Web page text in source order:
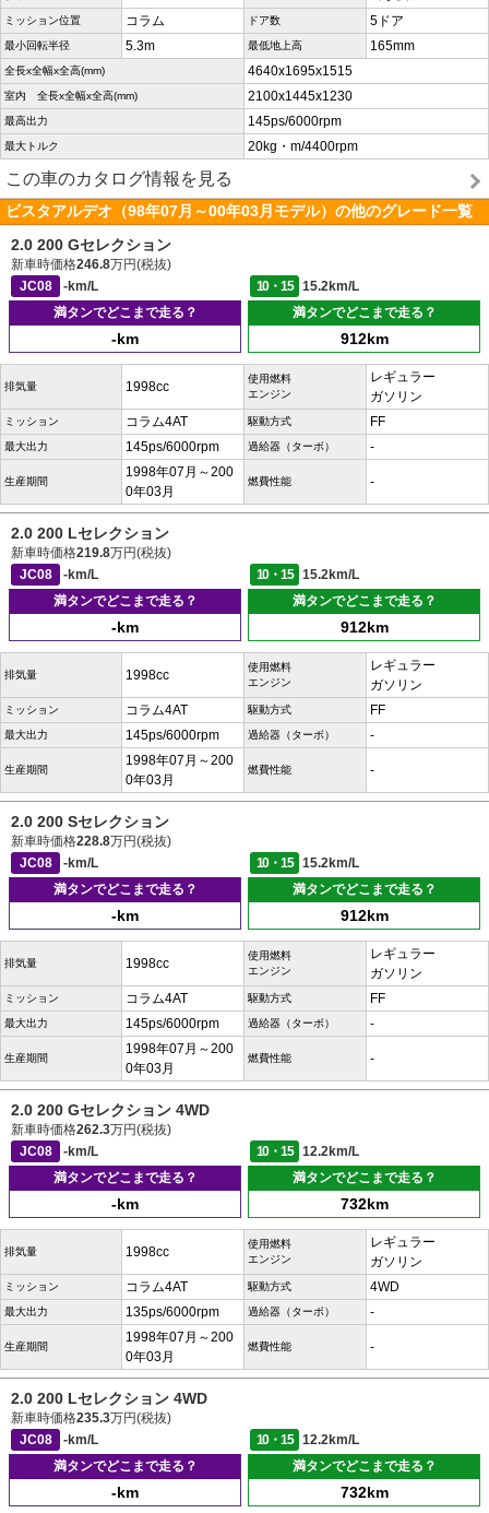
ミッション位置 コラム ドア数 5ドア
最小回転半径 5.3m 最低地上高 165mm
全長x全幅x全高(mm) 4640x1695x1515
室内 全長x全幅x全高(mm) 2100x1445x1230
最高出力 145ps/6000rpm
最大トルク 20kg・m/4400rpm
この車のカタログ情報を見る
ビスタアルデオ（98年07月～00年03月モデル）の他のグレード一覧
2.0 200 Gセレクション
新車時価格246.8万円(税抜)
JC08
-km/L 10・15
15.2km/L
満タンでどこまで走る？
-km
満タンでどこまで走る？
912km
排気量 1998cc
使用燃料
エンジン
レギュラー
ガソリン
ミッション コラム4AT 駆動方式 FF
最大出力 145ps/6000rpm 過給器（ターボ） -
生産期間
1998年07月～200
0年03月
燃費性能 -
2.0 200 Lセレクション
新車時価格219.8万円(税抜)
JC08
-km/L 10・15
15.2km/L
満タンでどこまで走る？
-km
満タンでどこまで走る？
912km
排気量 1998cc
使用燃料
エンジン
レギュラー
ガソリン
ミッション コラム4AT 駆動方式 FF
最大出力 145ps/6000rpm 過給器（ターボ） -
生産期間
1998年07月～200
0年03月
燃費性能 -
2.0 200 Sセレクション
新車時価格228.8万円(税抜)
JC08
-km/L 10・15
15.2km/L
満タンでどこまで走る？
-km
満タンでどこまで走る？
912km
排気量 1998cc
使用燃料
エンジン
レギュラー
ガソリン
ミッション コラム4AT 駆動方式 FF
最大出力 145ps/6000rpm 過給器（ターボ） -
生産期間
1998年07月～200
0年03月
燃費性能 -
2.0 200 Gセレクション 4WD
新車時価格262.3万円(税抜)
JC08
-km/L 10・15
12.2km/L
満タンでどこまで走る？
-km
満タンでどこまで走る？
732km
排気量 1998cc
使用燃料
エンジン
レギュラー
ガソリン
ミッション コラム4AT 駆動方式 4WD
最大出力 135ps/6000rpm 過給器（ターボ） -
生産期間
1998年07月～200
0年03月
燃費性能 -
2.0 200 Lセレクション 4WD
新車時価格235.3万円(税抜)
JC08
-km/L 10・15
12.2km/L
満タンでどこまで走る？
-km
満タンでどこまで走る？
732km